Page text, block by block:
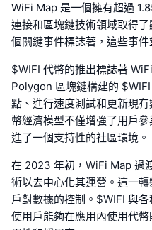
WiFi Map 是一個擁有超過
連接和區塊鏈技術領域取得
個關鍵事件標誌著，這些事件
$WIFI 代幣的推出標誌著
Polygon 區塊鏈構建的
點、進行速度測試和更新現
幣經濟模型不僅增強了用戶
進了一個支持性的社區環境。
在 2023 年初，WiFi Map 過
術以去中心化其運營。這一
戶對數據的控制。$WIFI 與
使用戶能夠在應用內使用代